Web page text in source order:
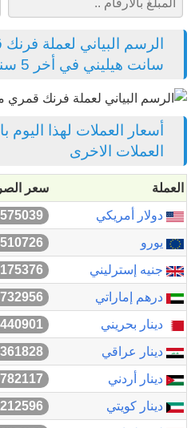
الرسم البياني لعملة
سانت هيليني في أخر 5 سنوات
أسعار العملات لهذا
العملات الاخرى
العملة
سعر
دولار أمريكي
يورو
جنيه إسترليني
درهم إماراتي
دينار بحريني
دينار عراقي
دينار أردني
دينار كويتي